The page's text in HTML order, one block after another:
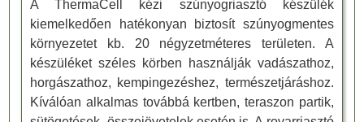
A ThermaCell kézi szúnyogriasztó készülék
kiemelkedően hatékonyan biztosít szúnyogmentes
környezetet kb. 20 négyzetméteres területen. A
készüléket széles körben használják vadászathoz,
horgászathoz, kempingezéshez, természetjáráshoz.
Kíválóan alkalmas továbbá kertben, teraszon partik,